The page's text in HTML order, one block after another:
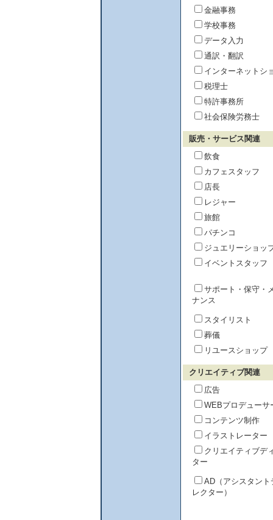
金融事務
学校事務
データ入力
通訳・翻訳
インターネットシ
税理士
特許事務所
社会保険労務士
販売・サービス関連
飲食
カフェスタッフ
店長
レジャー
旅館
パチンコ
ジュエリーショッ
イベントスタッフ
サポート・保守・
ナンス
スタイリスト
葬儀
リユースショップ
クリエイティブ関連
広告
WEBプロデューサ
コンテンツ制作
イラストレーター
クリエイティブデ
ター
AD（アシスタント
レクター）